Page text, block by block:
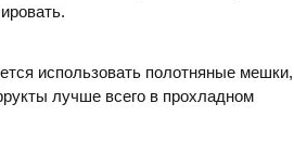
использовать полотняные мешки,
лучше всего в прохладном